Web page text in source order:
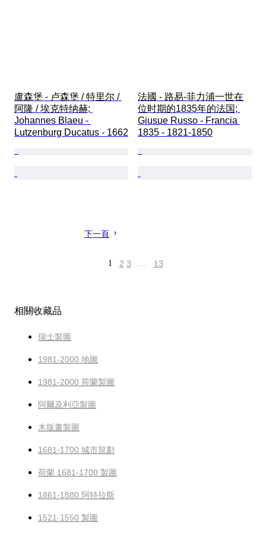
盧森堡 - 卢森堡 / 特里尔 /
阿隆 / 埃克特纳赫;
Johannes Blaeu -
Lutzenburg Ducatus - 1662
法國 - 路易-菲力浦一世在
位时期的1835年的法国;
Giusue Russo - Francia
1835 - 1821-1850
下一頁
1 2 3 … 13
相關收藏品
瑞士製圖
1981-2000 地圖
1981-2000 荷蘭製圖
阿爾及利亞製圖
木版畫製圖
1681-1700 城市規劃
荷蘭 1681-1700 製圖
1861-1880 阿特拉斯
1521-1550 製圖